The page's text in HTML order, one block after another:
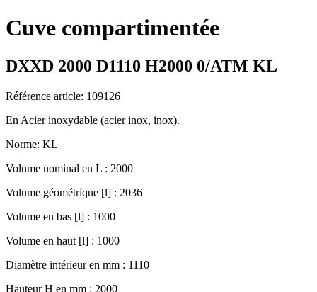
Cuve compartimentée
DXXD 2000 D1110 H2000 0/ATM KL
Référence article: 109126
En Acier inoxydable (acier inox, inox).
Norme: KL
Volume nominal en L : 2000
Volume géométrique [l] : 2036
Volume en bas [l] : 1000
Volume en haut [l] : 1000
Diamètre intérieur en mm : 1110
Hauteur H en mm : 2000